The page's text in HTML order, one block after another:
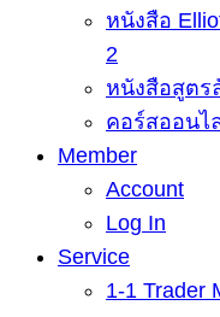
หนังสือ
2
หนังสือสูตร
คอร์สออนไ
Member
Account
Log In
Service
1-1 Trader